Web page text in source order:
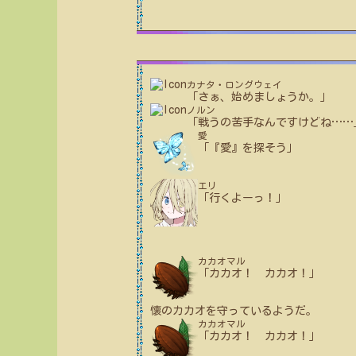
カナタ・ロングウェイ
「さぁ、始めましょうか。」
ノルン
「戦うの苦手なんですけどね……
愛
「『愛』を探そう」
エリ
「行くよーっ！」
カカオマル
「カカオ！ カカオ！」
懐のカカオを守っているようだ。
カカオマル
「カカオ！ カカオ！」